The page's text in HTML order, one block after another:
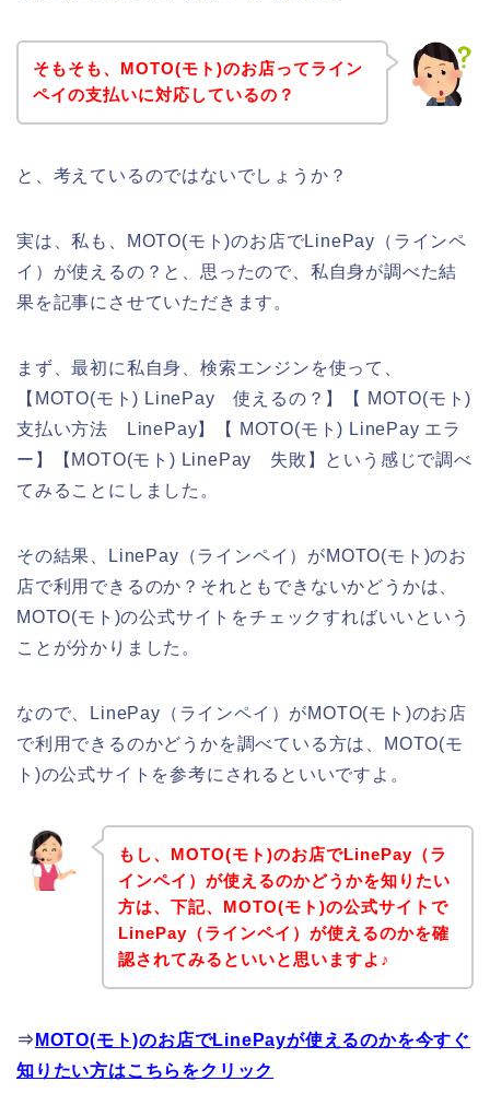
そもそも、MOTO(モト)のお店ってライン
ペイの支払いに対応しているの？
と、考えているのではないでしょうか？
実は、私も、MOTO(モト)のお店でLinePay（ラインペ
イ）が使えるの？と、思ったので、私自身が調べた結
果を記事にさせていただきます。
まず、最初に私自身、検索エンジンを使って、
【MOTO(モト) LinePay 使えるの？】【 MOTO(モト)
支払い方法 LinePay】【 MOTO(モト) LinePay エラ
ー】【MOTO(モト) LinePay 失敗】という感じで調べ
てみることにしました。
その結果、LinePay（ラインペイ）がMOTO(モト)のお
店で利用できるのか？それともできないかどうかは、
MOTO(モト)の公式サイトをチェックすればいいという
ことが分かりました。
なので、LinePay（ラインペイ）がMOTO(モト)のお店
で利用できるのかどうかを調べている方は、MOTO(モ
ト)の公式サイトを参考にされるといいですよ。
もし、MOTO(モト)のお店でLinePay（ラ
インペイ）が使えるのかどうかを知りたい
方は、下記、MOTO(モト)の公式サイトで
LinePay（ラインペイ）が使えるのかを確
認されてみるといいと思いますよ♪
⇒ MOTO(モト)のお店でLinePayが使えるのかを今すぐ
知りたい方はこちらをクリック